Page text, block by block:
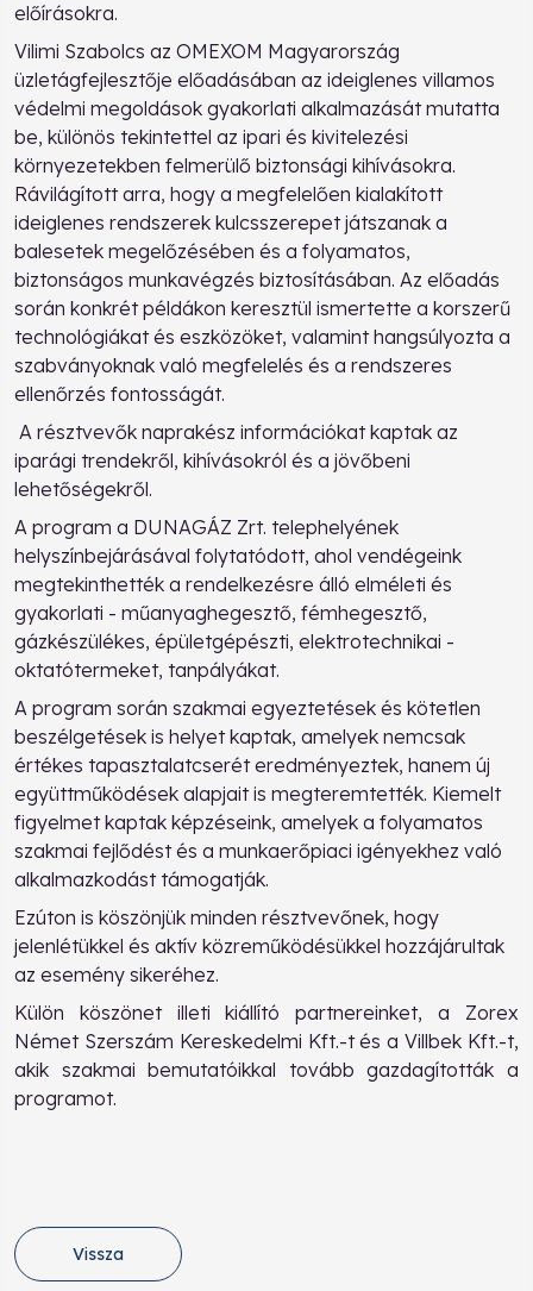
előírásokra.
Vilimi Szabolcs az OMEXOM Magyarország
üzletágfejlesztője előadásában az ideiglenes villamos
védelmi megoldások gyakorlati alkalmazását mutatta
be, különös tekintettel az ipari és kivitelezési
környezetekben felmerülő biztonsági kihívásokra.
Rávilágított arra, hogy a megfelelően kialakított
ideiglenes rendszerek kulcsszerepet játszanak a
balesetek megelőzésében és a folyamatos,
biztonságos munkavégzés biztosításában. Az előadás
során konkrét példákon keresztül ismertette a korszerű
technológiákat és eszközöket, valamint hangsúlyozta a
szabványoknak való megfelelés és a rendszeres
ellenőrzés fontosságát.
A résztvevők naprakész információkat kaptak az
iparági trendekről, kihívásokról és a jövőbeni
lehetőségekről.
A program a DUNAGÁZ Zrt. telephelyének
helyszínbejárásával folytatódott, ahol vendégeink
megtekinthették a rendelkezésre álló elméleti és
gyakorlati - műanyaghegesztő, fémhegesztő,
gázkészülékes, épületgépészti, elektrotechnikai -
oktatótermeket, tanpályákat.
A program során szakmai egyeztetések és kötetlen
beszélgetések is helyet kaptak, amelyek nemcsak
értékes tapasztalatcserét eredményeztek, hanem új
együttműködések alapjait is megteremtették. Kiemelt
figyelmet kaptak képzéseink, amelyek a folyamatos
szakmai fejlődést és a munkaerőpiaci igényekhez való
alkalmazkodást támogatják.
Ezúton is köszönjük minden résztvevőnek, hogy
jelenlétükkel és aktív közreműködésükkel hozzájárultak
az esemény sikeréhez.
Külön köszönet illeti kiállító partnereinket, a Zorex
Német Szerszám Kereskedelmi Kft.-t és a Villbek Kft.-t,
akik szakmai bemutatóikkal tovább gazdagították a
programot.
Vissza